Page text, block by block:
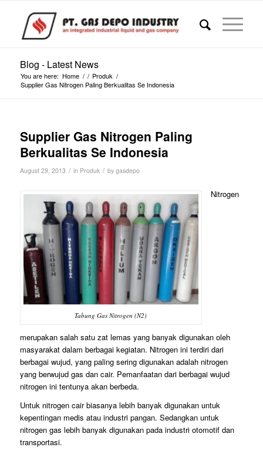
Blog - Latest News
You are here: Home / / Produk /
Supplier Gas Nitrogen Paling Berkualitas Se Indonesia
Supplier Gas Nitrogen Paling
Berkualitas Se Indonesia
August 29, 2013 / in Produk / by gasdepo
Tabung Gas Nitrogen (N2)
Nitrogen
merupakan salah satu zat lemas yang banyak digunakan oleh
masyarakat dalam berbagai kegiatan. Nitrogen ini terdiri dari
berbagai wujud, yang paling sering digunakan adalah nitrogen
yang berwujud gas dan cair. Pemanfaatan dari berbagai wujud
nitrogen ini tentunya akan berbeda.
Untuk nitrogen cair biasanya lebih banyak digunakan untuk
kepentingan medis atau industri pangan. Sedangkan untuk
nitrogen gas lebih banyak digunakan pada industri otomotif dan
transportasi.